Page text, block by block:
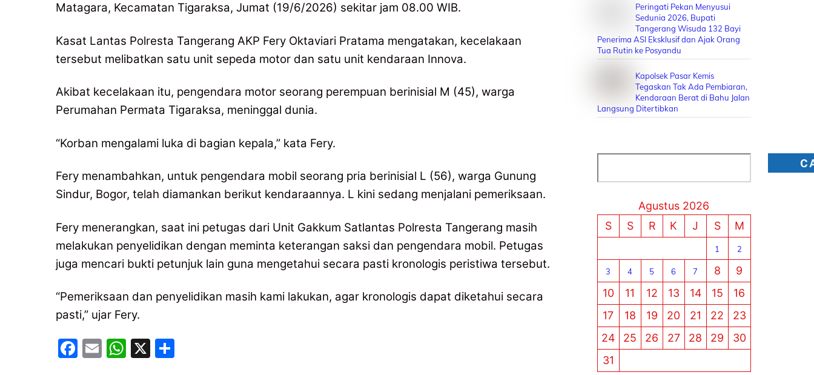
Matagara, Kecamatan Tigaraksa, Jumat (19/6/2026) sekitar jam 08.00 WIB.
Kasat Lantas Polresta Tangerang AKP Fery Oktaviari Pratama mengatakan, kecelakaan
tersebut melibatkan satu unit sepeda motor dan satu unit kendaraan Innova.
Akibat kecelakaan itu, pengendara motor seorang perempuan berinisial M (45), warga
Perumahan Permata Tigaraksa, meninggal dunia.
“Korban mengalami luka di bagian kepala,” kata Fery.
Fery menambahkan, untuk pengendara mobil seorang pria berinisial L (56), warga Gunung
Sindur, Bogor, telah diamankan berikut kendaraannya. L kini sedang menjalani pemeriksaan.
Fery menerangkan, saat ini petugas dari Unit Gakkum Satlantas Polresta Tangerang masih
melakukan penyelidikan dengan meminta keterangan saksi dan pengendara mobil. Petugas
juga mencari bukti petunjuk lain guna mengetahui secara pasti kronologis peristiwa tersebut.
“Pemeriksaan dan penyelidikan masih kami lakukan, agar kronologis dapat diketahui secara
pasti,” ujar Fery.
F
E
W X
Peringati Pekan Menyusui
Sedunia 2026, Bupati
Tangerang Wisuda 132 Bayi
Penerima ASI Eksklusif dan Ajak Orang
Tua Rutin ke Posyandu
Kapolsek Pasar Kemis
Tegaskan Tak Ada Pembiaran,
Kendaraan Berat di Bahu Jalan
Langsung Ditertibkan
Agustus 2026
S
S R K J S M
1 2
3 4 5 6 7 8
9
10
11 12 13 14 15
16
17
18 19 20 21 22
23
24
25 26 27 28 29
30
31